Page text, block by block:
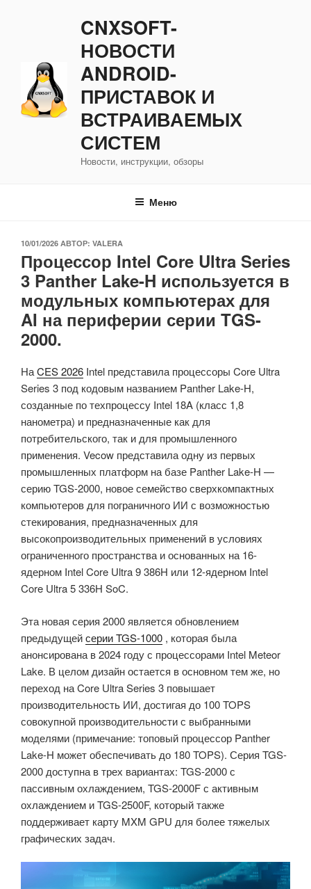
CNXSOFT-
НОВОСТИ
ANDROID-
ПРИСТАВОК И
ВСТРАИВАЕМЫХ
СИСТЕМ
Новости, инструкции, обзоры
Меню
ОПУБЛИКОВАНО
10/01/2026 АВТОР: VALERA
Процессор Intel Core Ultra Series
3 Panther Lake-H используется в
модульных компьютерах для
AI на периферии серии TGS-
2000.
НаCES 2026 Intel представила процессоры Core Ultra
Series 3 под кодовым названием Panther Lake-H,
созданные по техпроцессу Intel 18A (класс 1,8
нанометра) и предназначенные как для
потребительского, так и для промышленного
применения. Vecow представила одну из первых
промышленных платформ на базе Panther Lake-H —
серию TGS-2000, новое семейство сверхкомпактных
компьютеров для пограничного ИИ с возможностью
стекирования, предназначенных для
высокопроизводительных применений в условиях
ограниченного пространства и основанных на 16-
ядерном Intel Core Ultra 9 386H или 12-ядерном Intel
Core Ultra 5 336H SoC.
Эта новая серия 2000 является обновлением
предыдущейсерии TGS-1000 , которая была
анонсирована в 2024 году с процессорами Intel Meteor
Lake. В целом дизайн остается в основном тем же, но
переход на Core Ultra Series 3 повышает
производительность ИИ, достигая до 100 TOPS
совокупной производительности с выбранными
моделями (примечание: топовый процессор Panther
Lake-H может обеспечивать до 180 TOPS). Серия TGS-
2000 доступна в трех вариантах: TGS-2000 с
пассивным охлаждением, TGS-2000F с активным
охлаждением и TGS-2500F, который также
поддерживает карту MXM GPU для более тяжелых
графических задач.